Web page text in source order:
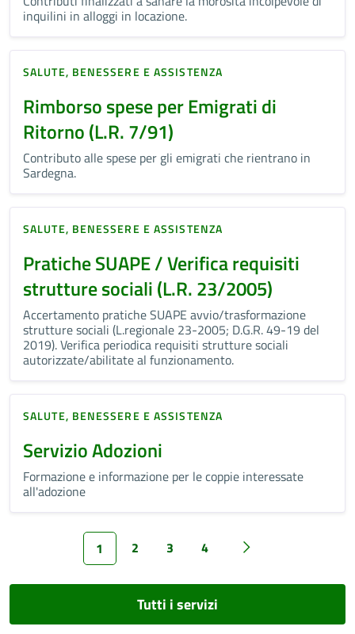
inquilini in alloggi in locazione.
SALUTE, BENESSERE E ASSISTENZA
Rimborso spese per Emigrati di
Ritorno (L.R. 7/91)
Contributo alle spese per gli emigrati che rientrano in
Sardegna.
SALUTE, BENESSERE E ASSISTENZA
Pratiche SUAPE / Verifica requisiti
strutture sociali (L.R. 23/2005)
Accertamento pratiche SUAPE avvio/trasformazione
strutture sociali (L.regionale 23-2005; D.G.R. 49-19 del
2019). Verifica periodica requisiti strutture sociali
autorizzate/abilitate al funzionamento.
SALUTE, BENESSERE E ASSISTENZA
Servizio Adozioni
Formazione e informazione per le coppie interessate
all'adozione
1 2 3 4
Tutti i servizi